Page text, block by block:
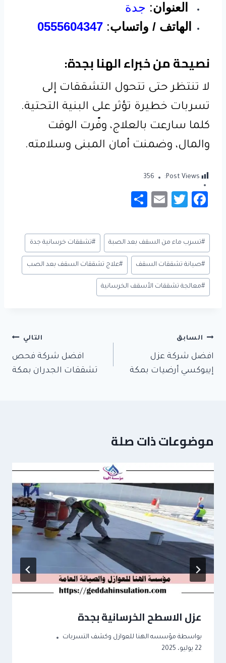
العنوان: جدة
الهاتف / واتساب:
0555604347
نصيحة من خبراء الهنا بجدة:
لا تنتظر حتى تتحول التشققات إلى
تسربات خطيرة تؤثر على البنية التحتية.
كلما سارعت بالعلاج، وفّرت الوقت
والمال، وضمنت أمان المبنى وسلامته.
Post Views:
356
Fa
e
b
o
ok
T
tt
er
E
ail
ar
e
وسوم
المقال:
#تسرب ماء من السقف بعد الصبة #تشققات خرسانية جدة
#صيانة تشققات السقف #علاج تشققات السقف بعد الصب
#معالجة تشققات الأسقف الخرسانية
تصفّح
المقالات
السابق
افضل شركة عزل
إيبوكسي أرضيات بمكة
التالي
افضل شركة فحص
تشققات الجدران بمكة
موضوعات ذات صلة
عزل الاسطح الخرسانية بجدة
بواسطة مؤسسه الهنا للعوازل وكشف التسربات
22 يوليو، 2025